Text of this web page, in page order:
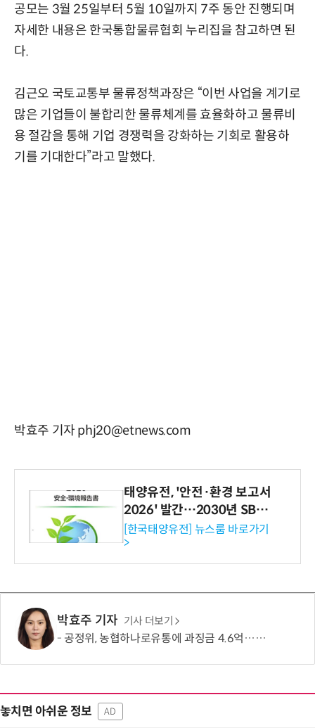
공모는 3월 25일부터 5월 10일까지 7주 동안 진행되며
자세한 내용은 한국통합물류협회 누리집을 참고하면 된
다.
김근오 국토교통부 물류정책과장은 “이번 사업을 계기로
많은 기업들이 불합리한 물류체계를 효율화하고 물류비
용 절감을 통해 기업 경쟁력을 강화하는 기회로 활용하
기를 기대한다”라고 말했다.
박효주 기자 phj20@etnews.com
태양유전, '안전·환경 보고서
2026' 발간…2030년 SBT
수준 온실가스 감축 추진
[한국태양유전] 뉴스룸 바로가기
>
박효주 기자 기사 더보기
공정위, 농협하나로유통에 과징금 4.6억…계약서 늑장 교부·장려금 부당 수취
놓치면 아쉬운 정보 AD